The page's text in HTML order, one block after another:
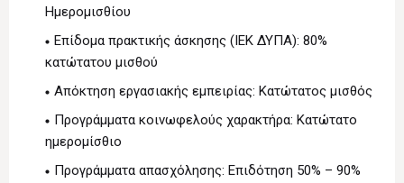
Ημερομισθίου
Επίδομα πρακτικής άσκησης (ΙΕΚ ΔΥΠΑ): 80%
κατώτατου μισθού
Απόκτηση εργασιακής εμπειρίας: Κατώτατος μισθός
Προγράμματα κοινωφελούς χαρακτήρα: Κατώτατο
ημερομίσθιο
Προγράμματα απασχόλησης: Επιδότηση 50% – 90%